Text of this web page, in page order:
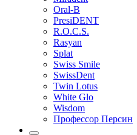
Oral-B
PresiDENT
R.O.C.S.
Rasyan
Splat
Swiss Smile
SwissDent
Twin Lotus
White Glo
Wisdom
Профессор Персин